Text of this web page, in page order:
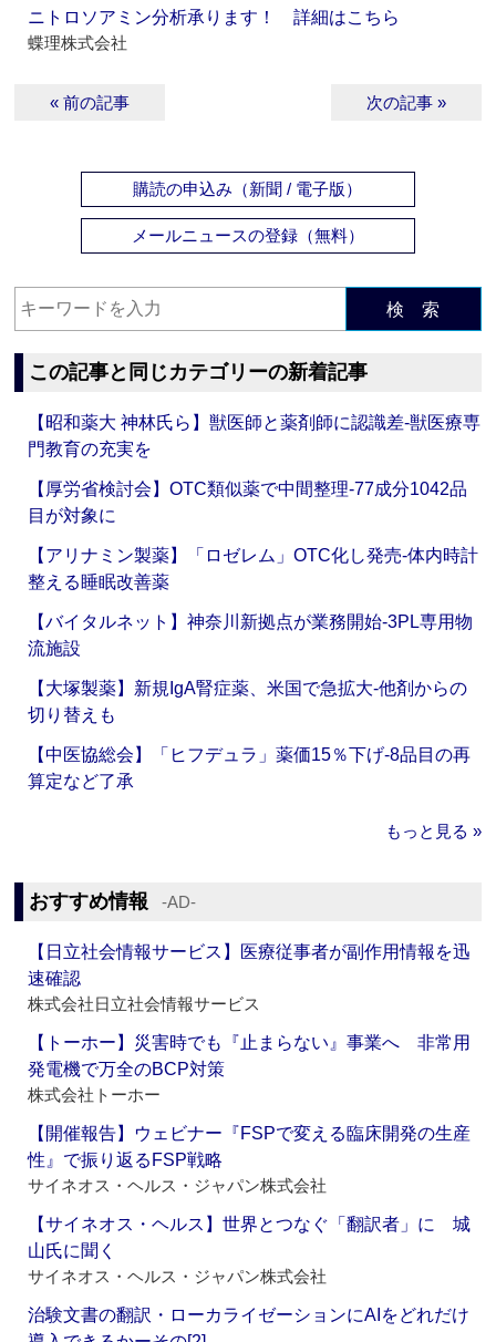
ニトロソアミン分析承ります！ 詳細はこちら
蝶理株式会社
« 前の記事 次の記事 »
購読の申込み（新聞 / 電子版）
メールニュースの登録（無料）
検 索
この記事と同じカテゴリーの新着記事
【昭和薬大 神林氏ら】獣医師と薬剤師に認識差‐獣医療専
門教育の充実を
【厚労省検討会】OTC類似薬で中間整理‐77成分1042品
目が対象に
【アリナミン製薬】「ロゼレム」OTC化し発売‐体内時計
整える睡眠改善薬
【バイタルネット】神奈川新拠点が業務開始‐3PL専用物
流施設
【大塚製薬】新規IgA腎症薬、米国で急拡大‐他剤からの
切り替えも
【中医協総会】「ヒフデュラ」薬価15％下げ‐8品目の再
算定など了承
もっと見る »
おすすめ情報 ‐AD‐
【日立社会情報サービス】医療従事者が副作用情報を迅
速確認
株式会社日立社会情報サービス
【トーホー】災害時でも『止まらない』事業へ 非常用
発電機で万全のBCP対策
株式会社トーホー
【開催報告】ウェビナー『FSPで変える臨床開発の生産
性』で振り返るFSP戦略
サイネオス・ヘルス・ジャパン株式会社
【サイネオス・ヘルス】世界とつなぐ「翻訳者」に 城
山氏に聞く
サイネオス・ヘルス・ジャパン株式会社
治験文書の翻訳・ローカライゼーションにAIをどれだけ